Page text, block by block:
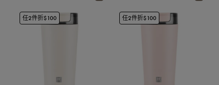
任2件折$100 任2件折$100